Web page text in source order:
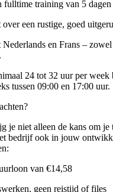
fulltime training van 5
over een rustige, goed
Nederlands en Frans –
24 tot 32 uur per week
tussen 09:00 en 17:00 uur.
je niet alleen de kans om je
bedrijf ook in jouw
van €14,58
geen reistijd of files